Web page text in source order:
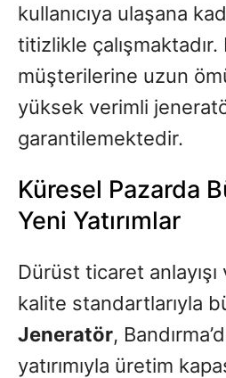
kullanıcıya ulaşana
titizlikle
müşterilerine uzun
yüksek verimli
garantilemektedir.
Küresel Pazarda
Yeni Yatırımlar
Dürüst ticaret anlayışı
kalite standartlarıyla
Jeneratör,
yatırımıyla üretim